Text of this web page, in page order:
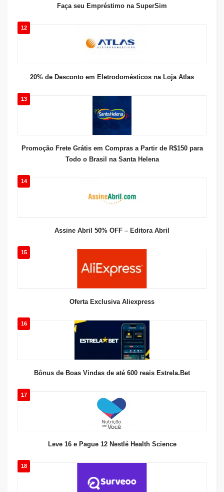
Faça seu Empréstimo na SuperSim
12
20% de Desconto em Eletrodomésticos na Loja Atlas
13
Promoção Frete Grátis em Compras a Partir de R$150 para
Todo o Brasil na Santa Helena
14
Assine Abril 50% OFF – Editora Abril
15
Oferta Exclusiva Aliexpress
16
Bônus de Boas Vindas de até 600 reais Estrela.Bet
17
Leve 16 e Pague 12 Nestlé Health Science
18